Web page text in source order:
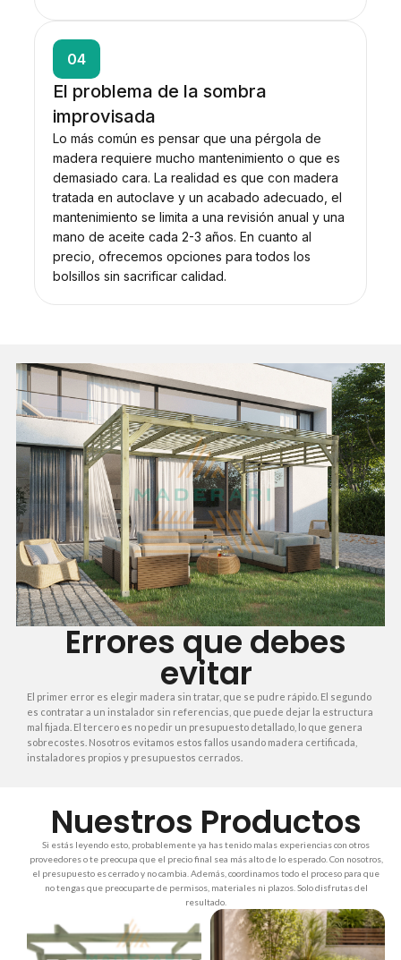
04
El problema de la sombra
improvisada
Lo más común es pensar que una pérgola de
madera requiere mucho mantenimiento o que es
demasiado cara. La realidad es que con madera
tratada en autoclave y un acabado adecuado, el
mantenimiento se limita a una revisión anual y una
mano de aceite cada 2-3 años. En cuanto al
precio, ofrecemos opciones para todos los
bolsillos sin sacrificar calidad.
Errores que debes
evitar
El primer error es elegir madera sin tratar, que se pudre rápido. El segundo
es contratar a un instalador sin referencias, que puede dejar la estructura
mal fijada. El tercero es no pedir un presupuesto detallado, lo que genera
sobrecostes. Nosotros evitamos estos fallos usando madera certificada,
instaladores propios y presupuestos cerrados.
Nuestros Productos
Si estás leyendo esto, probablemente ya has tenido malas experiencias con otros
proveedores o te preocupa que el precio final sea más alto de lo esperado. Con nosotros,
el presupuesto es cerrado y no cambia. Además, coordinamos todo el proceso para que
no tengas que preocuparte de permisos, materiales ni plazos. Solo disfrutas del
resultado.